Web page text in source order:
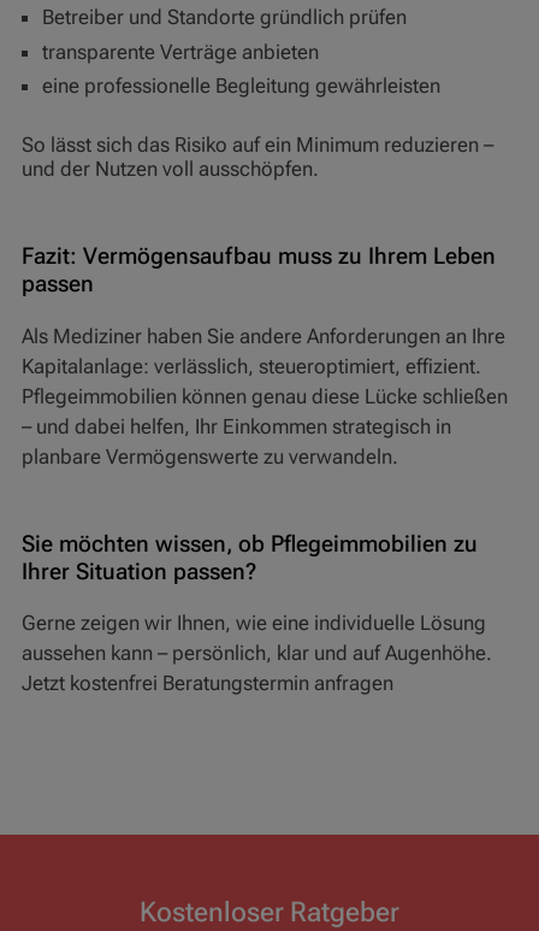
Betreiber und Standorte gründlich prüfen
transparente Verträge anbieten
eine professionelle Begleitung gewährleisten
So lässt sich das Risiko auf ein Minimum reduzieren –
und der Nutzen voll ausschöpfen.
Fazit: Vermögensaufbau muss zu Ihrem Leben
passen
Als Mediziner haben Sie andere Anforderungen an Ihre
Kapitalanlage: verlässlich, steueroptimiert, effizient.
Pflegeimmobilien können genau diese Lücke schließen
– und dabei helfen, Ihr Einkommen strategisch in
planbare Vermögenswerte zu verwandeln.
Sie möchten wissen, ob Pflegeimmobilien zu
Ihrer Situation passen?
Gerne zeigen wir Ihnen, wie eine individuelle Lösung
aussehen kann – persönlich, klar und auf Augenhöhe.
Jetzt kostenfrei Beratungstermin anfragen
Kostenloser Ratgeber